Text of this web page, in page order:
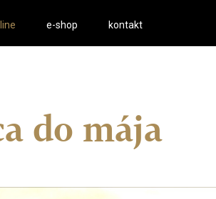
e-shop kontakt
do mája